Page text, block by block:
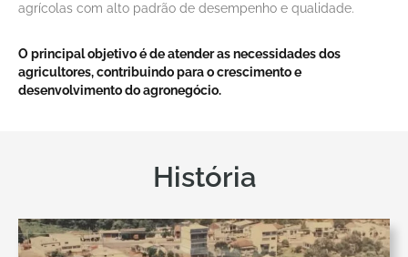
agrícolas com alto padrão de desempenho e qualidade.
O principal objetivo é de atender as necessidades dos
agricultores, contribuindo para o crescimento e
desenvolvimento do agronegócio.
História